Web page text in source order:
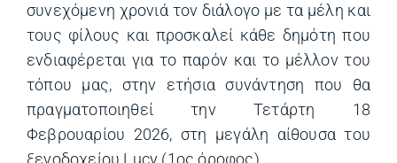
συνεχόμενη χρονιά τον διάλογο με τα μέλη και
τους φίλους και προσκαλεί κάθε δημότη που
ενδιαφέρεται για το παρόν και το μέλλον του
τόπου μας, στην ετήσια συνάντηση που θα
πραγματοποιηθεί την Τετάρτη 18
Φεβρουαρίου 2026, στη μεγάλη αίθουσα του
ξενοδοχείου Lucy (1ος όροφος).